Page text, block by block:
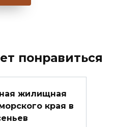
понравиться
жилищная
края в